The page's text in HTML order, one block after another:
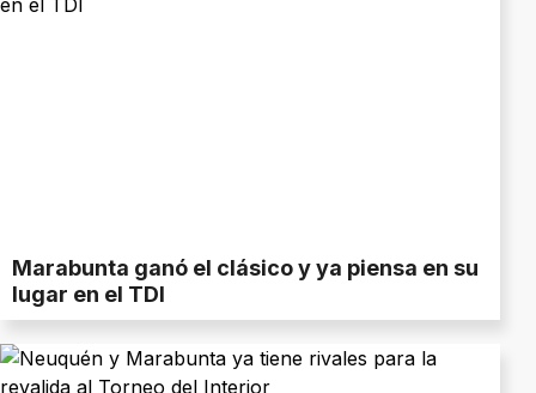
Marabunta ganó el clásico y ya piensa en su
lugar en el TDI